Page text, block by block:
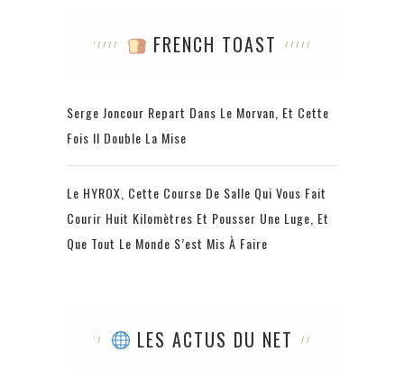
FRENCH TOAST
Serge Joncour Repart Dans Le Morvan, Et Cette
Fois Il Double La Mise
Le HYROX, Cette Course De Salle Qui Vous Fait
Courir Huit Kilomètres Et Pousser Une Luge, Et
Que Tout Le Monde S’est Mis À Faire
LES ACTUS DU NET